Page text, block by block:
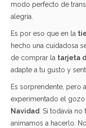
modo perfecto de
alegría.
Es por eso que en la
hecho una cuidadosa
de comprar la tarjeta
adapte a tu gusto y
Es sorprendente, pero
experimentado el
Navidad. Si todavía no
animamos a hacerlo.